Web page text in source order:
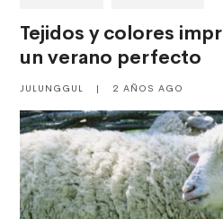
Tejidos y colores
un verano perfecto
JULUNGGUL | 2 AÑOS AGO